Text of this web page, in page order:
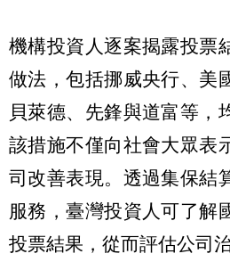
機構投資人逐案揭露投票
做法，包括挪威央行、美
貝萊德、先鋒與道富等，
該措施不僅向社會大眾表
司改善表現。透過集保結
服務，臺灣投資人可了解
投票結果，從而評估公司